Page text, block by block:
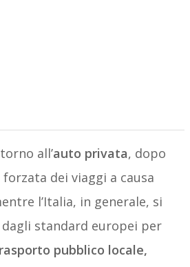
all’auto privata, dopo
dei viaggi a causa
l’Italia, in generale, si
standard europei per
pubblico locale,